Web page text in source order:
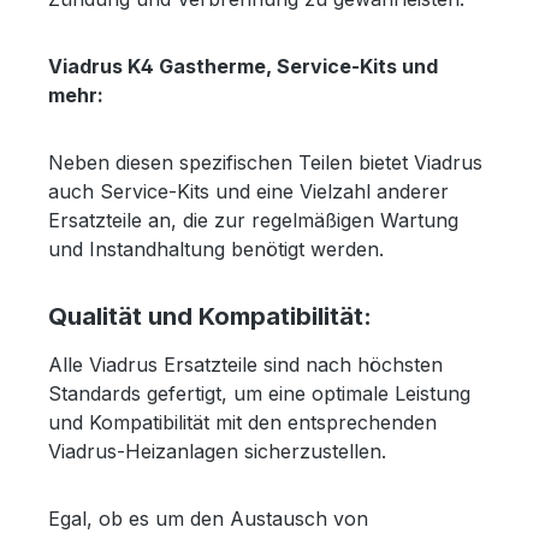
Viadrus K4 Gastherme, Service-Kits und
mehr:
Neben diesen spezifischen Teilen bietet Viadrus
auch Service-Kits und eine Vielzahl anderer
Ersatzteile an, die zur regelmäßigen Wartung
und Instandhaltung benötigt werden.
Qualität und Kompatibilität:
Alle Viadrus Ersatzteile sind nach höchsten
Standards gefertigt, um eine optimale Leistung
und Kompatibilität mit den entsprechenden
Viadrus-Heizanlagen sicherzustellen.
Egal, ob es um den Austausch von